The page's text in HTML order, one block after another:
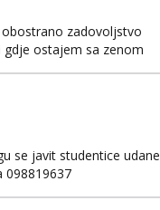
zadovoljstvo
gdje ostajem sa zenom
se javit studentice udane
098819637